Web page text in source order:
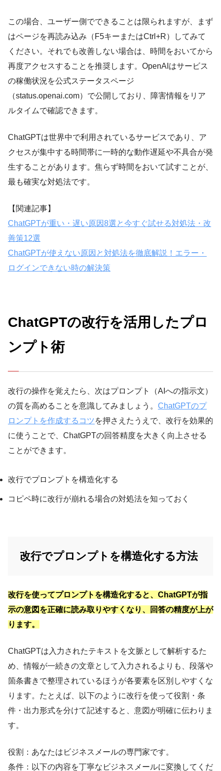
この場合、ユーザー側でできることは限られますが、まず
はページを再読み込み（F5キーまたはCtrl+R）してみて
ください。それでも改善しない場合は、時間をおいてから
再度アクセスすることを推奨します。OpenAIはサービス
の稼働状況を公式ステータスページ
（status.openai.com）で公開しており、障害情報をリア
ルタイムで確認できます。
ChatGPTは世界中で利用されているサービスであり、ア
クセスが集中する時間帯に一時的な動作遅延や不具合が発
生することがあります。焦らず時間をおいて試すことが、
最も確実な対処法です。
【関連記事】
ChatGPTが重い・遅い原因8選と今すぐ試せる対処法・改
善策12選
ChatGPTが使えない原因と対処法を徹底解説！エラー・
ログインできない時の解決策
ChatGPTの改行を活用したプロ
ンプト術
改行の操作を覚えたら、次はプロンプト（AIへの指示文）
の質を高めることを意識してみましょう。 ChatGPTのプ
ロンプトを作成するコツを押さえたうえで、改行を効果的
に使うことで、ChatGPTの回答精度を大きく向上させる
ことができます。
改行でプロンプトを構造化する
コピペ時に改行が崩れる場合の対処法を知っておく
改行でプロンプトを構造化する方法
改行を使ってプロンプトを構造化すると、ChatGPTが指
示の意図を正確に読み取りやすくなり、回答の精度が上が
ります。
ChatGPTは入力されたテキストを文脈として解析するた
め、情報が一続きの文章として入力されるよりも、段落や
箇条書きで整理されているほうが各要素を区別しやすくな
ります。たとえば、以下のように改行を使って役割・条
件・出力形式を分けて記述すると、意図が明確に伝わりま
す。
役割：あなたはビジネスメールの専門家です。
条件：以下の内容を丁寧なビジネスメールに変換してくだ